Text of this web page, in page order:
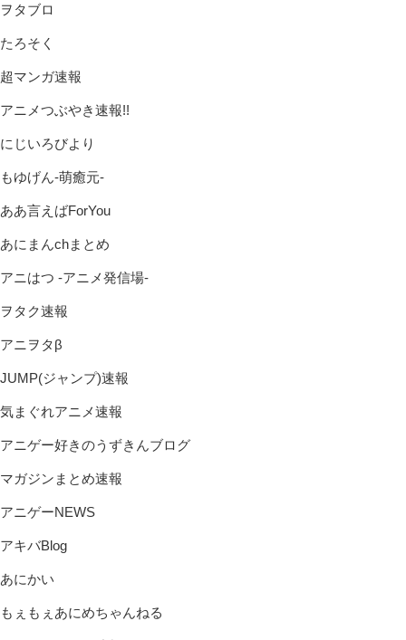
ヲタブロ
たろそく
超マンガ速報
アニメつぶやき速報!!
にじいろびより
もゆげん-萌癒元-
ああ言えばForYou
あにまんchまとめ
アニはつ -アニメ発信場-
ヲタク速報
アニヲタβ
JUMP(ジャンプ)速報
気まぐれアニメ速報
アニゲー好きのうずきんブログ
マガジンまとめ速報
アニゲーNEWS
アキバBlog
あにかい
もぇもぇあにめちゃんねる